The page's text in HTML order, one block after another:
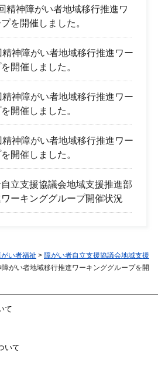
精神障がい者地域移行推進ワ
を開催しました。
神障がい者地域移行推進ワー
開催しました。
神障がい者地域移行推進ワー
開催しました。
神障がい者地域移行推進ワー
開催しました。
立支援協議会地域支援推進部
ーキンググループ開催状況
い者福祉 > 障がい者自立支援協議会地域支援
がい者地域移行推進ワーキンググループを開
て
いて